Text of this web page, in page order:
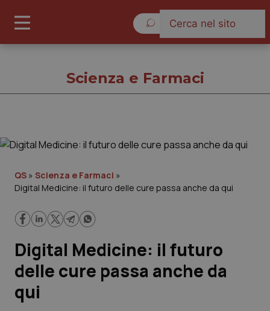
Cronache
Lavoro e Professioni
Scienza e Farmaci
Scienza e Farmaci
QS » Scienza e Farmaci »
Digital Medicine: il futuro delle cure passa anche da qui
Digital Medicine: il futuro
delle cure passa anche da
qui